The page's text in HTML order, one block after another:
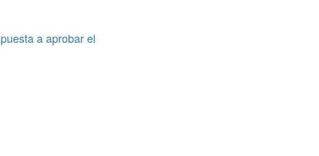
a aprobar el